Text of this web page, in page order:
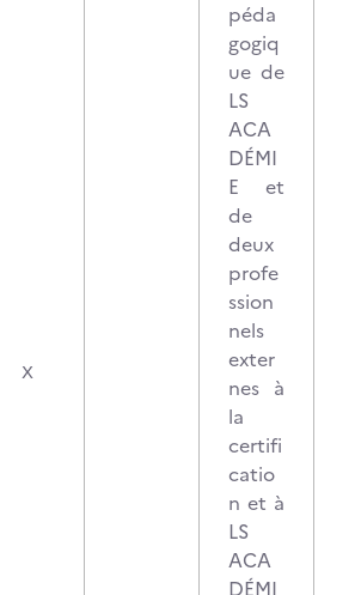
X
péda
gogiq
ue de
LS
ACA
DÉMI
E et
de
deux
profe
ssion
nels
exter
nes à
la
certifi
catio
n et à
LS
ACA
DÉMI